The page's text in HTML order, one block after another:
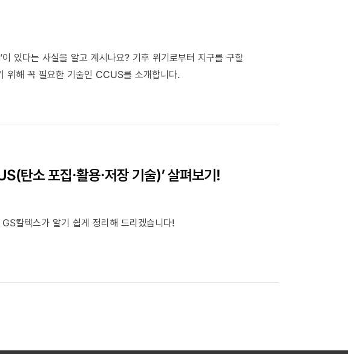
있다는 사실을 알고 계시나요? 기후 위기로부터 지구를 구할
위해 꼭 필요한 기술인 CCUS를 소개합니다.
탄소 포집·활용·저장 기술)’ 살펴보기!
칼텍스가 알기 쉽게 정리해 드리겠습니다!